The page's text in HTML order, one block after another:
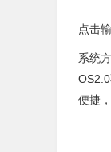
点击
系统
便捷